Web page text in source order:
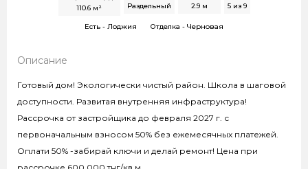
110.6 м² Раздельный 2.9м 5 из 9
Есть - Лоджия Отделка - Черновая
Описание
Готовый дом! Экологически чистый район. Школа в шаговой
доступности. Развитая внутренняя инфраструктура!
Рассрочка от застройщика до февраля 2027 г. с
первоначальным взносом 50% без ежемесячных платежей.
Оплати 50% -забирай ключи и делай ремонт! Цена при